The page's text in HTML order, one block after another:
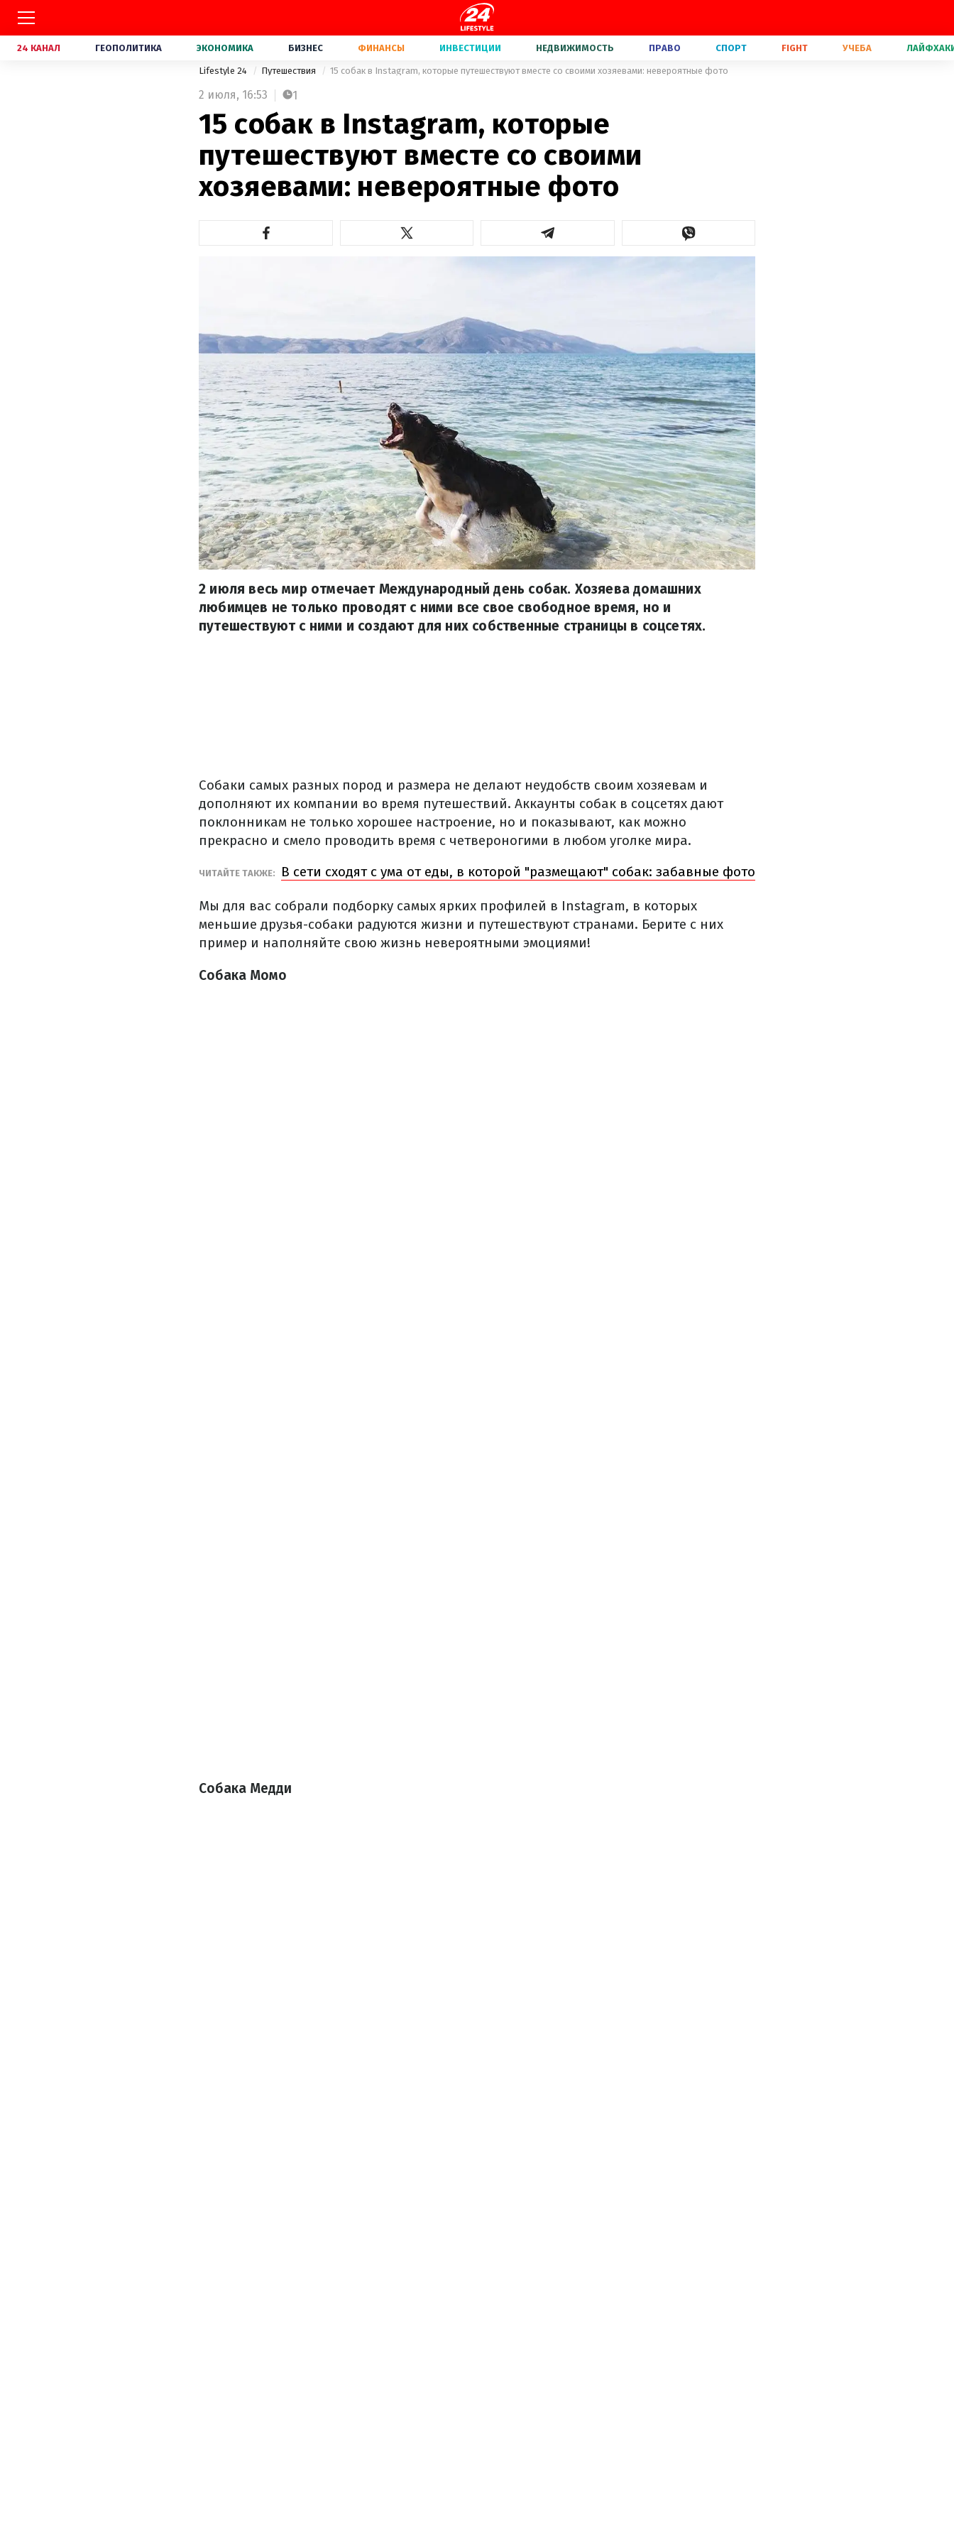
24 КАНАЛ ГЕОПОЛИТИКА ЭКОНОМИКА БИЗНЕС ФИНАНСЫ ИНВЕСТИЦИИ НЕДВИЖИМОСТЬ ПРАВО СПОРТ FIGHT УЧЕБА
Lifestyle 24 Путешествия 15 собак в Instagram, которые путешествуют вместе со своими хозяевами: невероятные фото
2 июля, 16:53 1
15 собак в Instagram, которые
путешествуют вместе со своими
хозяевами: невероятные фото
2 июля весь мир отмечает Международный день собак. Хозяева домашних
любимцев не только проводят с ними все свое свободное время, но и
путешествуют с ними и создают для них собственные страницы в соцсетях.
Собаки самых разных пород и размера не делают неудобств своим хозяевам и
дополняют их компании во время путешествий. Аккаунты собак в соцсетях дают
поклонникам не только хорошее настроение, но и показывают, как можно
прекрасно и смело проводить время с четвероногими в любом уголке мира.
ЧИТАЙТЕ ТАКЖЕ: В сети сходят с ума от еды, в которой "размещают" собак: забавные фото
Мы для вас собрали подборку самых ярких профилей в Instagram, в которых
меньшие друзья-собаки радуются жизни и путешествуют странами. Берите с них
пример и наполняйте свою жизнь невероятными эмоциями!
Собака Момо
Собака Медди